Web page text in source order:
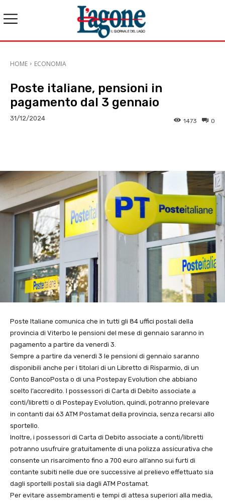
HOME ECONOMIA
Poste italiane, pensioni in
pagamento dal 3 gennaio
31/12/2024 0
1473
Poste Italiane comunica che in tutti gli 84 uffici postali della
provincia di Viterbo le pensioni del mese di gennaio saranno in
pagamento a partire da venerdì 3.
Sempre a partire da venerdì 3 le pensioni di gennaio saranno
disponibili anche per i titolari di un Libretto di Risparmio, di un
Conto BancoPosta o di una Postepay Evolution che abbiano
scelto l’accredito. I possessori di Carta di Debito associate a
conti/libretti o di Postepay Evolution, quindi, potranno prelevare
in contanti dai 63 ATM Postamat della provincia, senza recarsi allo
sportello.
Inoltre, i possessori di Carta di Debito associate a conti/libretti
potranno usufruire gratuitamente di una polizza assicurativa che
consente un risarcimento fino a 700 euro all’anno sui furti di
contante subiti nelle due ore successive al prelievo effettuato sia
dagli sportelli postali sia dagli ATM Postamat.
Per evitare assembramenti e tempi di attesa superiori alla media,